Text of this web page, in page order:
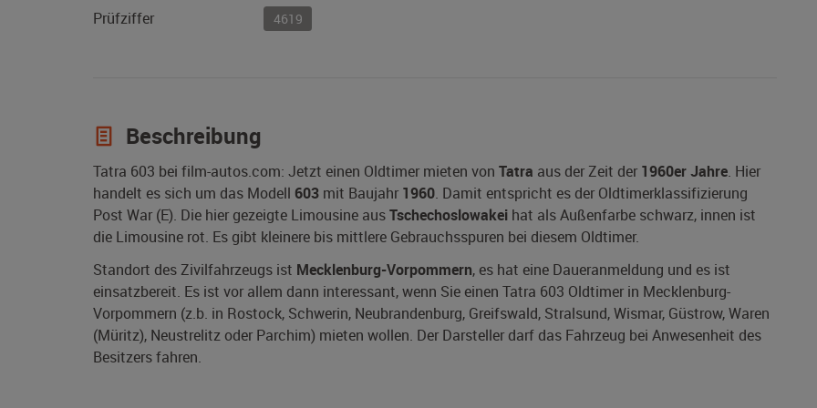
Prüfziffer 4619
Beschreibung
Tatra 603 bei film-autos.com: Jetzt einen Oldtimer mieten von Tatra aus der Zeit der 1960er Jahre. Hier
handelt es sich um das Modell 603 mit Baujahr 1960. Damit entspricht es der Oldtimerklassifizierung
Post War (E). Die hier gezeigte Limousine ausTschechoslowakei hat als Außenfarbe schwarz, innen ist
die Limousine rot. Es gibt kleinere bis mittlere Gebrauchsspuren bei diesem Oldtimer.
Standort des Zivilfahrzeugs ist Mecklenburg-Vorpommern, es hat eine Daueranmeldung und es ist
einsatzbereit. Es ist vor allem dann interessant, wenn Sie einen Tatra 603 Oldtimer in Mecklenburg-
Vorpommern (z.b. in Rostock, Schwerin, Neubrandenburg, Greifswald, Stralsund, Wismar, Güstrow, Waren
(Müritz), Neustrelitz oder Parchim) mieten wollen. Der Darsteller darf das Fahrzeug bei Anwesenheit des
Besitzers fahren.